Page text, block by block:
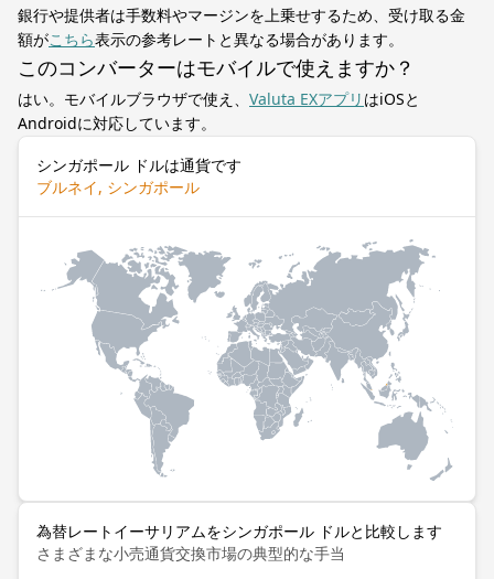
銀行や提供者は手数料やマージンを上乗せするため、受け取る金
額がこちら表示の参考レートと異なる場合があります。
このコンバーターはモバイルで使えますか？
はい。モバイルブラウザで使え、 Valuta EXアプリ はiOSと
Androidに対応しています。
シンガポール ドルは通貨です
ブルネイ, シンガポール
為替レートイーサリアムをシンガポール ドルと比較します
さまざまな小売通貨交換市場の典型的な手当